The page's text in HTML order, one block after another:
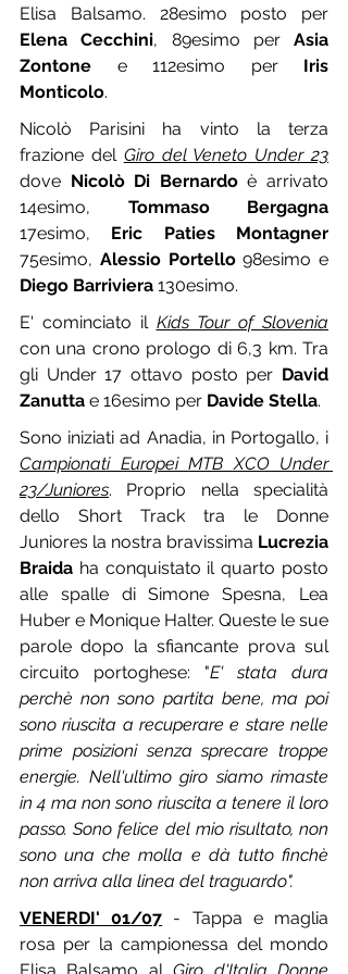
Elena Cecchini, 89esimo per Asia
Zontone e 112esimo per Iris
Monticolo.
Nicolò Parisini ha vinto la terza
frazione del Giro del Veneto Under 23
dove Nicolò Di Bernardo è arrivato
14esimo, Tommaso Bergagna
17esimo, Eric Paties Montagner
75esimo, Alessio Portello
Diego Barriviera 130esimo.
E' cominciato il Kids Tour of Slovenia
con una crono prologo di 6,3 km. Tra
gli Under 17 ottavo posto per David
Zanutta e 16esimo per Davide Stella.
Campionati Europei MTB XCO Under
23/Juniores. Proprio nella specialità
dello Short Track tra le Donne
Juniores la nostra bravissima Lucrezia
Braida ha conquistato il quarto posto
alle spalle di Simone Spesna, Lea
Huber e Monique Halter. Queste le sue
parole dopo la sfiancante prova sul
circuito portoghese: "E' stata dura
perchè non sono partita bene, ma poi
sono riuscita a recuperare e stare nelle
prime posizioni senza sprecare troppe
energie. Nell'ultimo giro siamo rimaste
in 4 ma non sono riuscita a tenere il loro
passo. Sono felice del mio risultato, non
sono una che molla e dà tutto finchè
non arriva alla linea del traguardo".
VENERDI' 01/07 - Tappa e maglia
rosa per la campionessa del mondo
Elisa Balsamo al Giro d'Italia Donne